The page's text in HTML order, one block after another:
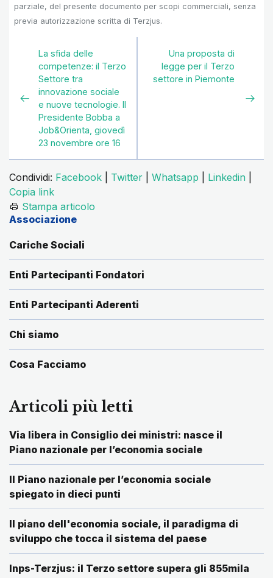
parziale, del presente documento per scopi commerciali, senza
previa autorizzazione scritta di Terzjus.
La sfida delle
competenze: il Terzo
Settore tra
innovazione sociale
e nuove tecnologie. Il
Presidente Bobba a
Job&Orienta, giovedì
23 novembre ore 16
Una proposta di
legge per il Terzo
settore in Piemonte
Condividi: Facebook Twitter Whatsapp Linkedin
Copia link
Stampa articolo
Associazione
Cariche Sociali
Enti Partecipanti Fondatori
Enti Partecipanti Aderenti
Chi siamo
Cosa Facciamo
Articoli più letti
Via libera in Consiglio dei ministri: nasce il
Piano nazionale per l’economia sociale
Il Piano nazionale per l’economia sociale
spiegato in dieci punti
Il piano dell'economia sociale, il paradigma di
sviluppo che tocca il sistema del paese
Inps-Terzjus: il Terzo settore supera gli 855mila